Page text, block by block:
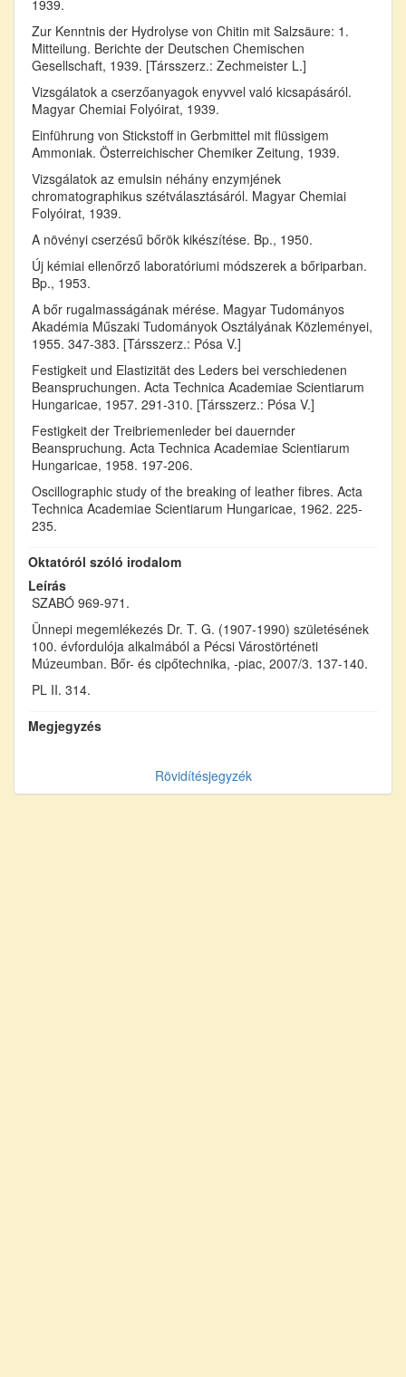
1939.
Zur Kenntnis der Hydrolyse von Chitin mit Salzsäure: 1.
Mitteilung. Berichte der Deutschen Chemischen
Gesellschaft, 1939. [Társszerz.: Zechmeister L.]
Vizsgálatok a cserzőanyagok enyvvel való kicsapásáról.
Magyar Chemiai Folyóirat, 1939.
Einführung von Stickstoff in Gerbmittel mit flüssigem
Ammoniak. Österreichischer Chemiker Zeitung, 1939.
Vizsgálatok az emulsin néhány enzymjének
chromatographikus szétválasztásáról. Magyar Chemiai
Folyóirat, 1939.
A növényi cserzésű bőrök kikészítése. Bp., 1950.
Új kémiai ellenőrző laboratóriumi módszerek a bőriparban.
Bp., 1953.
A bőr rugalmasságának mérése. Magyar Tudományos
Akadémia Műszaki Tudományok Osztályának Közleményei,
1955. 347-383. [Társszerz.: Pósa V.]
Festigkeit und Elastizität des Leders bei verschiedenen
Beanspruchungen. Acta Technica Academiae Scientiarum
Hungaricae, 1957. 291-310. [Társszerz.: Pósa V.]
Festigkeit der Treibriemenleder bei dauernder
Beanspruchung. Acta Technica Academiae Scientiarum
Hungaricae, 1958. 197-206.
Oscillographic study of the breaking of leather fibres. Acta
Technica Academiae Scientiarum Hungaricae, 1962. 225-
235.
Oktatóról szóló irodalom
Leírás
SZABÓ 969-971.
Ünnepi megemlékezés Dr. T. G. (1907-1990) születésének
100. évfordulója alkalmából a Pécsi Várostörténeti
Múzeumban. Bőr- és cipőtechnika, -piac, 2007/3. 137-140.
PL II. 314.
Megjegyzés
Rövidítésjegyzék